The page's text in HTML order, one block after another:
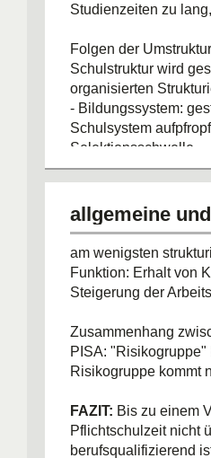
Studienzeiten zu
Folgen der
Schulstruktur wird
organisierten
- Bildungssystem:
Schulsystem
Selektionsschwelle
allgemeine
am wenigsten
Funktion: Erhalt von
Steigerung der
Zusammenhang
PISA: "Risikogruppe"
Risikogruppe kommt
FAZIT: Bis zu einem
Pflichtschulzeit nicht
berufsqualifizierend